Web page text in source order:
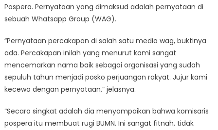
Pospera. Pernyataan yang dimaksud adalah pernyataan di
sebuah Whatsapp Group (WAG).
“Pernyataan percakapan di salah satu media wag, buktinya
ada. Percakapan inilah yang menurut kami sangat
mencemarkan nama baik sebagai organisasi yang sudah
sepuluh tahun menjadi posko perjuangan rakyat. Jujur kami
kecewa dengan pernyataan,” jelasnya.
“Secara singkat adalah dia menyampaikan bahwa komisaris
pospera itu membuat rugi BUMN. Ini sangat fitnah, tidak